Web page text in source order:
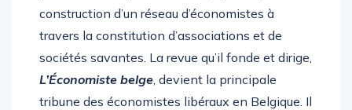
construction d’un réseau d’économistes à
travers la constitution d’associations et de
sociétés savantes. La revue qu’il fonde et dirige,
L’Économiste belge , devient la principale
tribune des économistes libéraux en Belgique. Il